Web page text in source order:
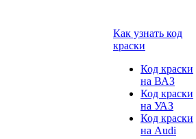
Как узнать код
краски
Код краски
на ВАЗ
Код краски
на УАЗ
Код краски
на Audi